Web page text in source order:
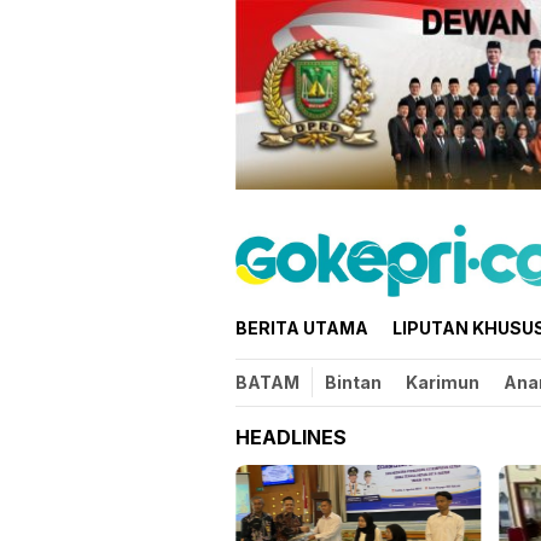
BERITA UTAMA LIPUTAN
BATAM Bintan Karimun
HEADLINES